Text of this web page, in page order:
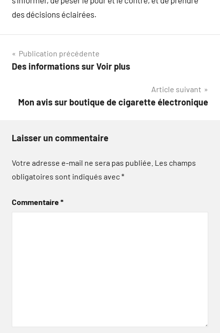
des décisions éclairées.
Navigation
de
Publication précédente
Des informations sur Voir plus
Article suivant
Mon avis sur boutique de cigarette électronique
Laisser un commentaire
Votre adresse e-mail ne sera pas publiée. Les champs
obligatoires sont indiqués avec*
Commentaire*